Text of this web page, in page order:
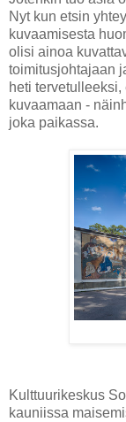
Nyt kun etsin
kuvaamisesta
olisi ainoa
toimitusjohtajaan
heti
kuvaamaan -
joka paikassa.
Kulttuurikeskus
kauniissa